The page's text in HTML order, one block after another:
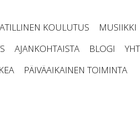
KOULUTUS MUSIIKKI
AJANKOHTAISTA BLOGI
PÄIVÄAIKAINEN TOIMINTA